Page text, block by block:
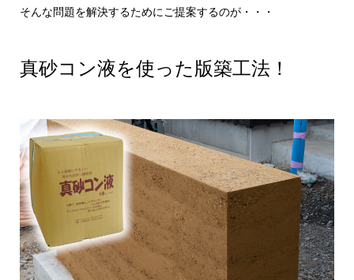
そんな問題を解決するためにご提案するのが・・・
真砂コン液を使った版築工法！